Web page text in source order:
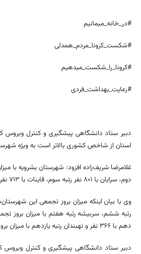
#در_خانه_میمانیم
#شکست_کرونا_مردم_همدلی
#کرونا_را_شکست_میدهیم
#رعایت_بهداشت_فردی
دبیر ستاد دانشگاهی پیشگیری و کنترل ویروس
استان از شاخص کشوری بالاتر است به ویژه
دوم، سرایان با ۸۰۱ نفر رتبه سوم، قاینات با ۷۱۳ نفر رتبه چهارم و طبس با ۷۲۴ نفر در رتبه پنجم بروز تجمعی کرونا قرار دارند.
دهم با ۳۶۶ نفر و نهبندان رتبه یازدهم با میزان بروز تجمعی ۲۷۲ نفر ثبت شده است.